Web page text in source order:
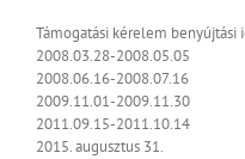
Támogatási kérelem benyújtási
2008.03.28-2008.05.05
2008.06.16-2008.07.16
2009.11.01-2009.11.30
2011.09.15-2011.10.14
2015. augusztus 31.